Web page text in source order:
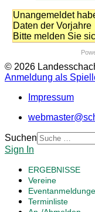
Unangemeldet
Daten der Vorjahre
Bitte melden Sie
© 2026
Anmeldung als
Impressum
Suchen
Sign In
ERGEBNISSE
Vereine
Terminliste